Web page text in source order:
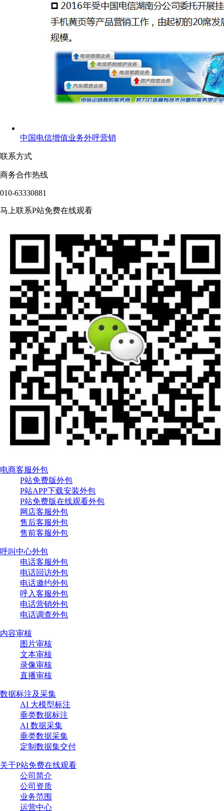
中国电信增值业务外呼营销
联系方式
商务合作热线
010-63330881
马上联系P站免费在线观看
电商客服外包
P站免费版外包
P站APP下载安装外包
P站免费版在线观看外包
网店客服外包
售后客服外包
售前客服外包
呼叫中心外包
电话客服外包
电话回访外包
电话邀约外包
呼入客服外包
电话营销外包
电话调查外包
内容审核
图片审核
文本审核
录像审核
直播审核
数据标注及采集
AI 大模型标注
垂类数据标注
AI 数据采集
垂类数据采集
定制数据集交付
关于P站免费在线观看
公司简介
公司资质
业务范围
运营中心